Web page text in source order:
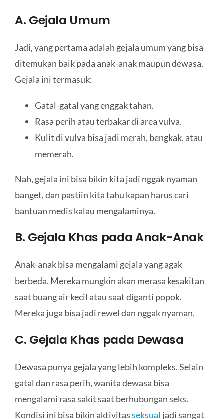
A. Gejala Umum
Jadi, yang pertama adalah gejala umum yang bisa
ditemukan baik pada anak-anak maupun dewasa.
Gejala ini termasuk:
Gatal-gatal yang enggak tahan.
Rasa perih atau terbakar di area vulva.
Kulit di vulva bisa jadi merah, bengkak, atau
memerah.
Nah, gejala ini bisa bikin kita jadi nggak nyaman
banget, dan pastiin kita tahu kapan harus cari
bantuan medis kalau mengalaminya.
B. Gejala Khas pada Anak-Anak
Anak-anak bisa mengalami gejala yang agak
berbeda. Mereka mungkin akan merasa kesakitan
saat buang air kecil atau saat diganti popok.
Mereka juga bisa jadi rewel dan nggak nyaman.
C. Gejala Khas pada Dewasa
Dewasa punya gejala yang lebih kompleks. Selain
gatal dan rasa perih, wanita dewasa bisa
mengalami rasa sakit saat berhubungan seks.
Kondisi ini bisa bikin aktivitasseksual jadi sangat